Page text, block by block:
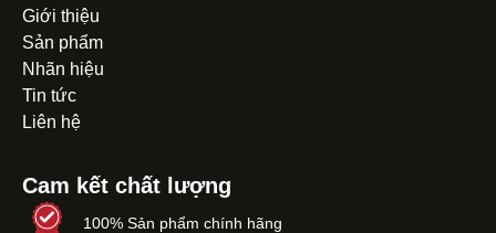
Giới thiệu
Sản phẩm
Nhãn hiệu
Tin tức
Liên hệ
Cam kết chất lượng
100% Sản phẩm chính hãng